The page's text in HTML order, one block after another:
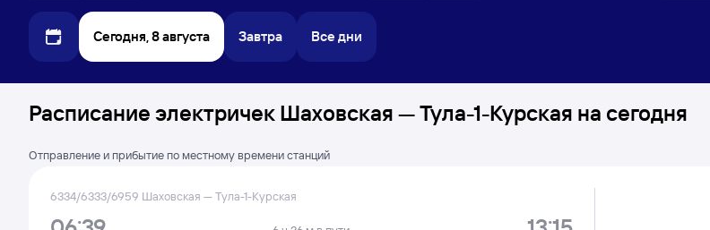
Сегодня, 8 августа Завтра Все дни
Расписание электричек Шаховская — Тула-1-Курская на сегодня
Отправление и прибытие по местному времени станций
6334/6333/6959 Шаховская — Тула-1-Курская